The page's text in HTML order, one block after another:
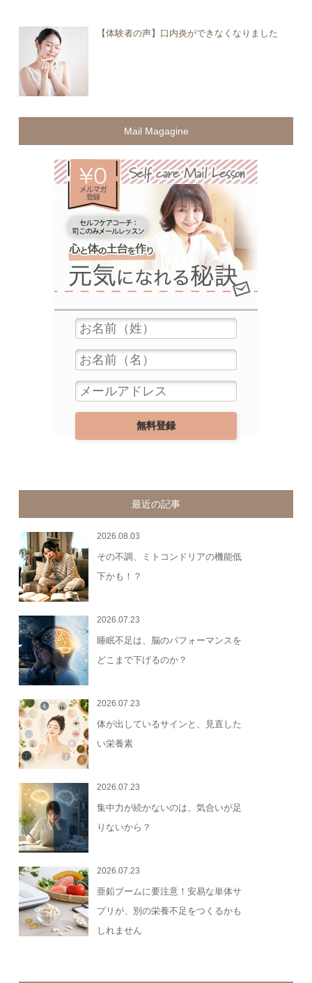
【体験者の声】口内炎ができなくなりました
Mail Magagine
最近の記事
2026.08.03
その不調、ミトコンドリアの機能低
下かも！？
2026.07.23
睡眠不足は、脳のパフォーマンスを
どこまで下げるのか？
2026.07.23
体が出しているサインと、見直した
い栄養素
2026.07.23
集中力が続かないのは、気合いが足
りないから？
2026.07.23
亜鉛ブームに要注意！安易な単体サ
プリが、別の栄養不足をつくるかも
しれません